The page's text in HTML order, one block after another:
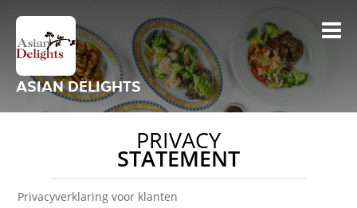
ASIAN DELIGHTS
PRIVACY
STATEMENT
Privacyverklaring voor klanten